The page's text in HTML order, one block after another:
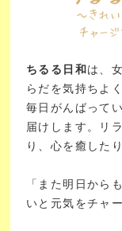
ちるる日和は、
らだを気持ちよ
毎日がんばって
届けします。 リ
り、心を癒したり
「また明日から
いと元気をチャ